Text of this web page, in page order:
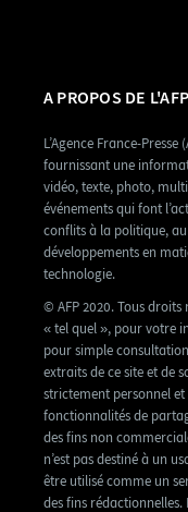
A PROPOS DE L'AFP
L’Agence France-
fournissant une
vidéo, texte, photo,
événements qui font
conflits à la politique,
développements en
technologie.
© AFP 2020. Tous droits
« tel quel », pour votre
pour simple
extraits de ce site et de
strictement personnel
fonctionnalités de
des fins non
n’est pas destiné à un
être utilisé comme un
des fins